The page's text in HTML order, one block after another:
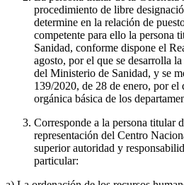
procedimiento de libre
determine en la relación de
competente para ello la persona
Sanidad, conforme dispone el
agosto, por el que se desarrolla
del Ministerio de Sanidad, y se
139/2020, de 28 de enero, por el
orgánica básica de los
Corresponde a la persona titular
representación del Centro
superior autoridad y
particular: